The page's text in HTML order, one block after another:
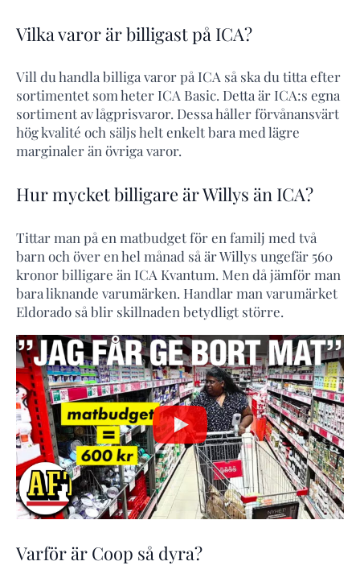
Vilka varor är billigast på ICA?
Vill du handla billiga varor på ICA så ska du titta efter
sortimentet som heter ICA Basic. Detta är ICA:s egna
sortiment av lågprisvaror. Dessa håller förvånansvärt
hög kvalité och säljs helt enkelt bara med lägre
marginaler än övriga varor.
Hur mycket billigare är Willys än ICA?
Tittar man på en matbudget för en familj med två
barn och över en hel månad så är Willys ungefär 560
kronor billigare än ICA Kvantum. Men då jämför man
bara liknande varumärken. Handlar man varumärket
Eldorado så blir skillnaden betydligt större.
Varför är Coop så dyra?